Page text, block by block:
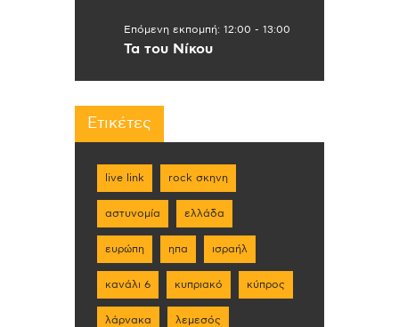
Επόμενη εκπομπή: 12:00 - 13:00
Τα του Νίκου
Ετικέτες
live link rock σκηνη
αστυνομία ελλάδα
ευρώπη ηπα ισραήλ
κανάλι 6 κυπριακό κύπρος
λάρνακα λεμεσός